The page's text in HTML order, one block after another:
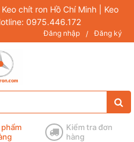
chít ron Hồ Chí Minh | Keo
0975.446.172
Đăng nhập / Đăng ký
phẩm
Kiểm tra đơn
hàng